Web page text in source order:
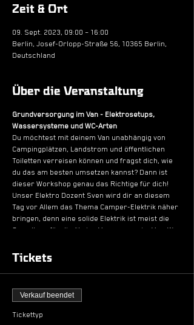
Zeit & Ort
09. Sept. 2023, 09:00 – 16:00
Berlin, Josef-Orlopp-Straße 56, 10365 Berlin,
Deutschland
Über die Veranstaltung
Grundversorgung im Van - Elektrosetups,
Wassersysteme und WC-Arten
Du möchtest mit deinem Van unabhängig von
Campingplätzen, Landstrom und öffentlichen
Toiletten verreisen können und fragst dich, wie
du das am besten umsetzen kannst? Dann ist
dieser Workshop genau das Richtige für dich!
Unser Elektro Dozent Sven wird dir an diesem
Tag vor Allem das Thema Camper-Elektrik näher
bringen, denn eine solide Elektrik ist meist die
Grundlage für die übrige Versorgung im Van. Was
welche Batterietypen gibt es und wie kann ich
überhaupt als nicht-Elektriker selbst in meinem
Fahrzeug verkabeln und wo muss ich aufpassen?
Das und mehr lernst du in diesem
Tagesworkshop.
Tickets
Verkauf beendet
Tickettyp